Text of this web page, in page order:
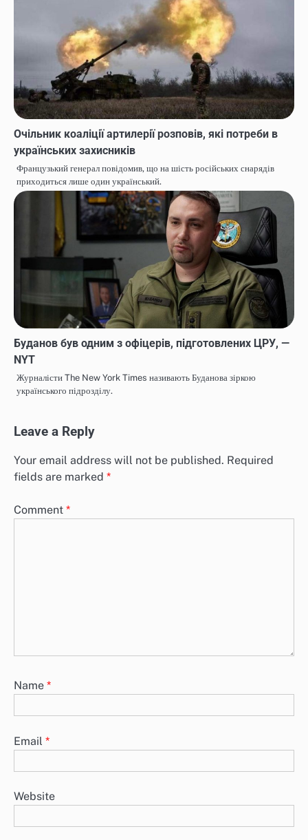
Очільник коаліції артилерії розповів, які потреби в
українських захисників
Французький генерал повідомив, що на шість російських снарядів
приходиться лише один український.
Буданов був одним з офіцерів, підготовлених ЦРУ, —
NYT
Журналісти The New York Times називають Буданова зіркою
українського підрозділу.
Leave a Reply
Your email address will not be published. Required
fields are marked *
Comment *
Name *
Email *
Website